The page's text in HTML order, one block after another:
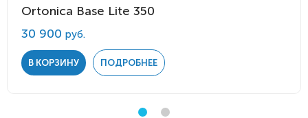
Ortonica Base Lite 350
30 900 руб.
В КОРЗИНУ ПОДРОБНЕЕ